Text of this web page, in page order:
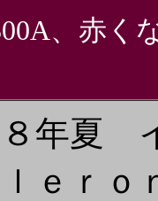
、赤く
８年夏
ｌｅｒ